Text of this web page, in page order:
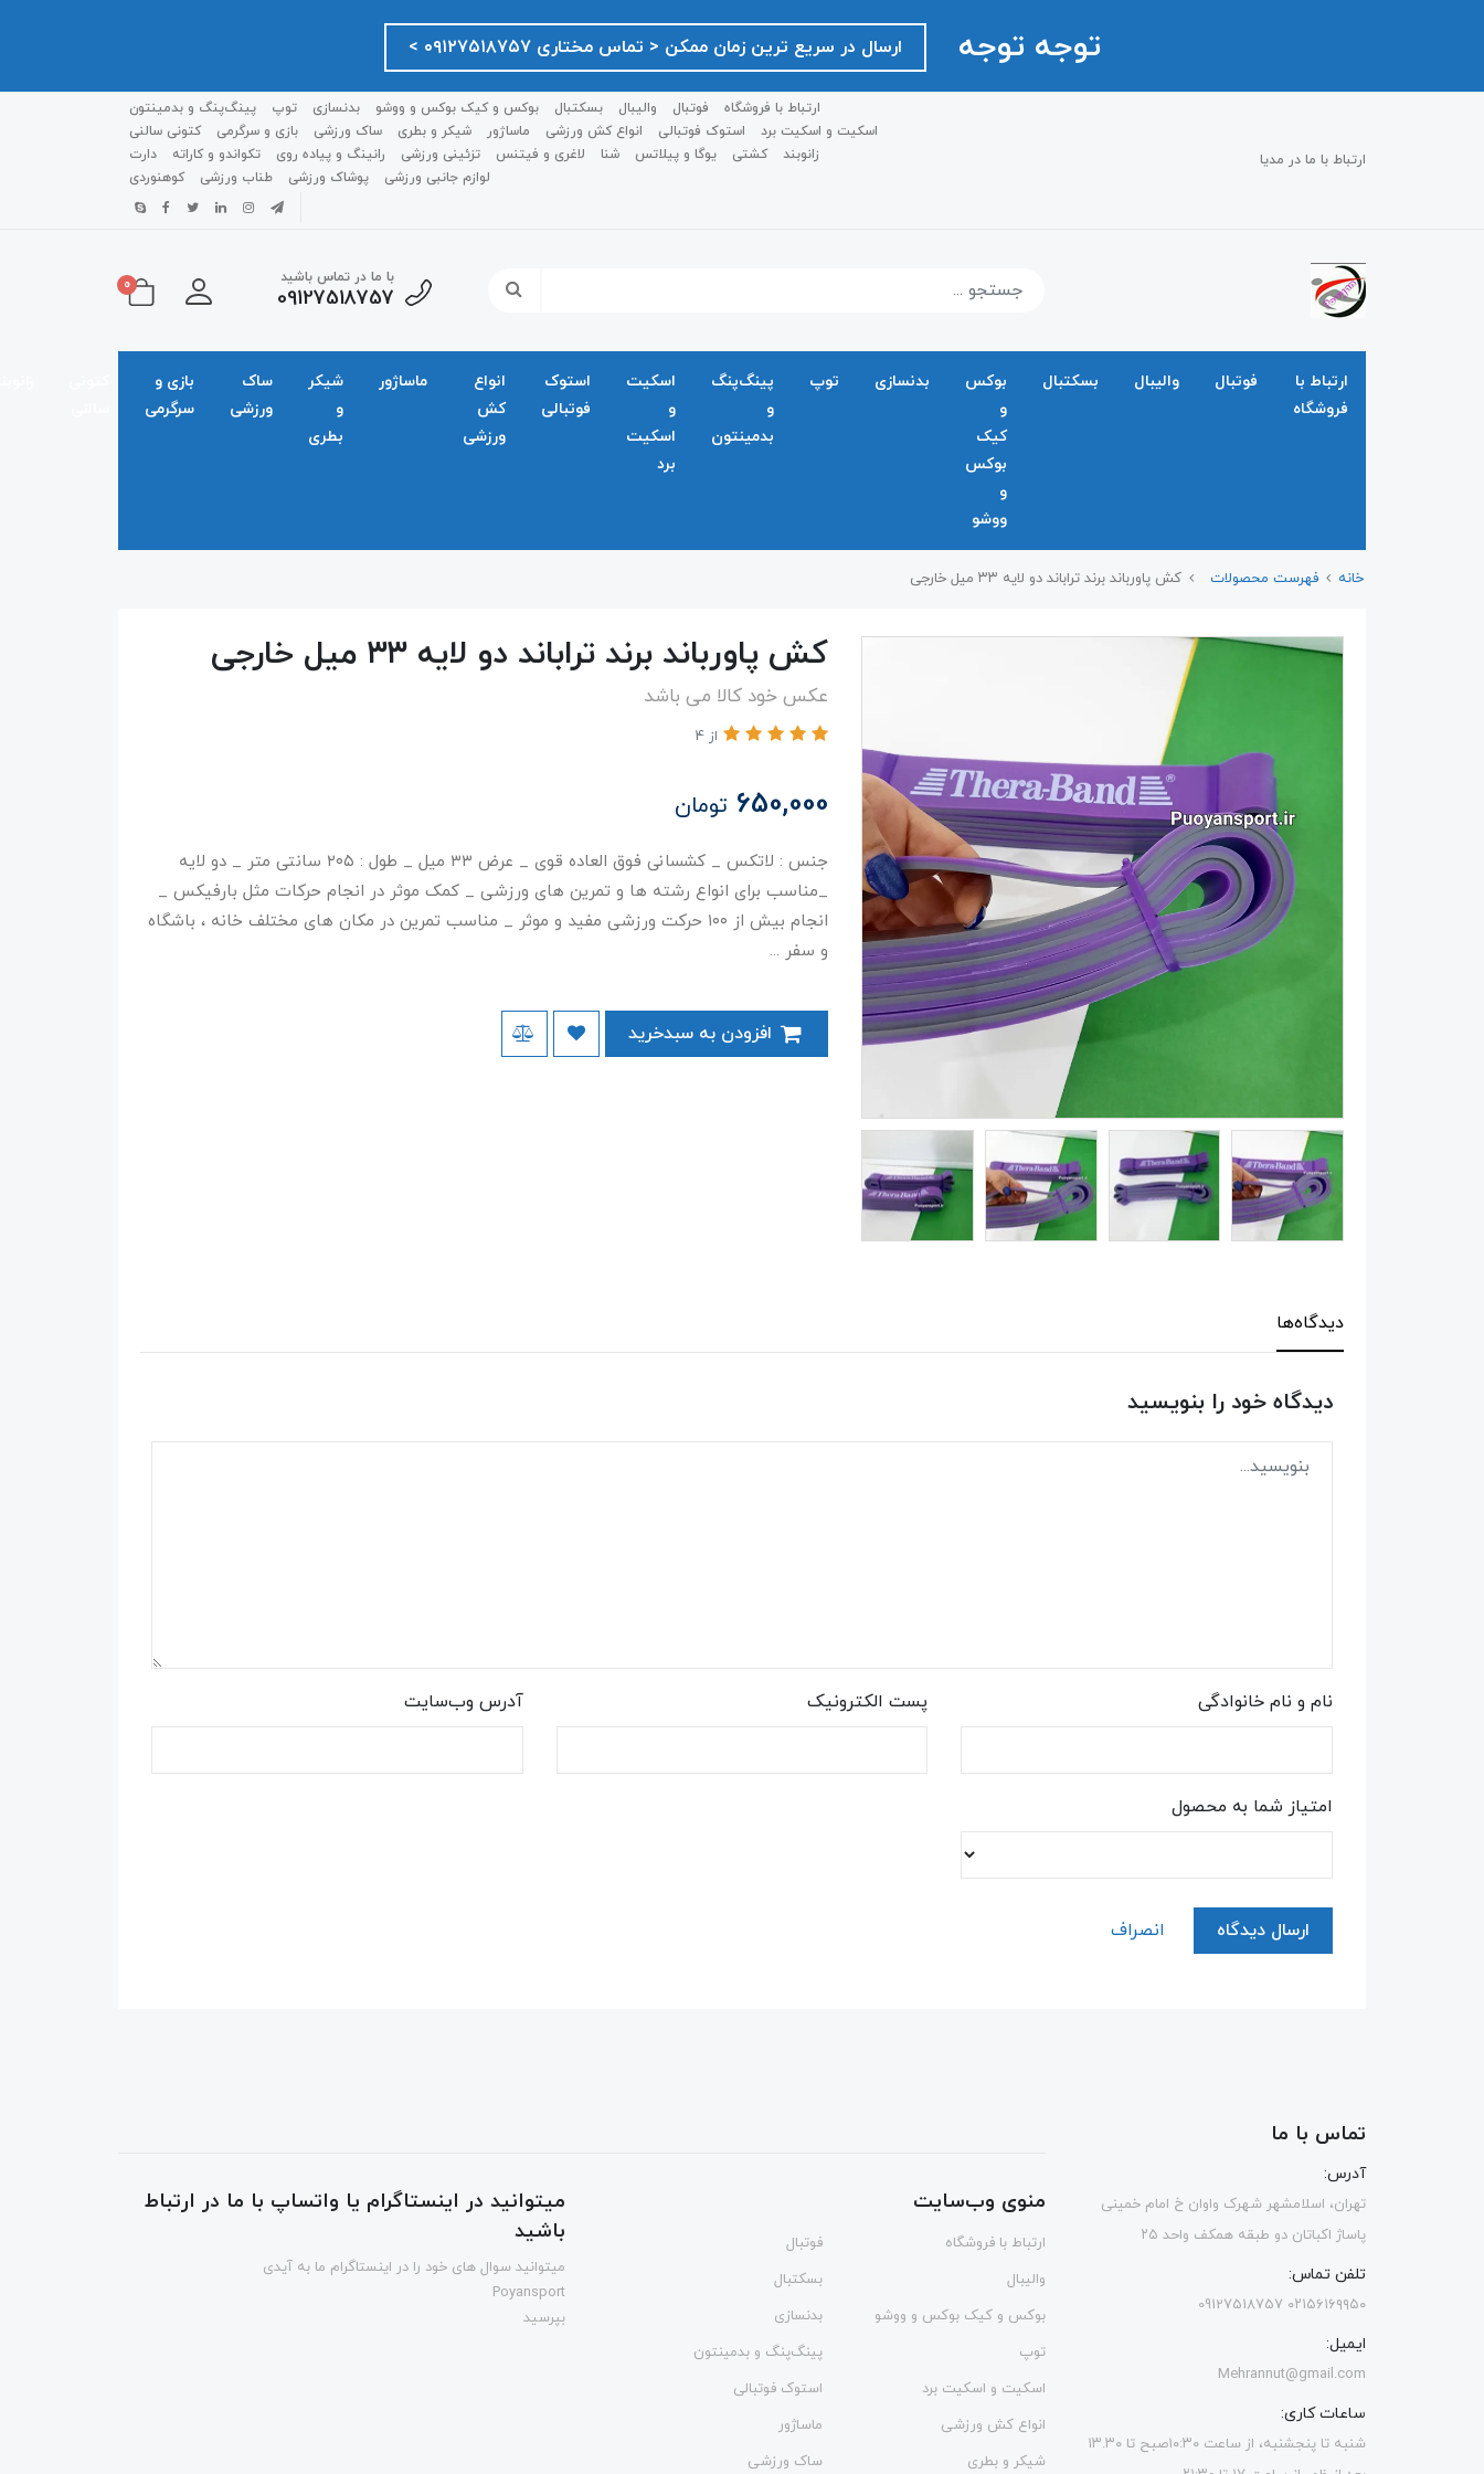
توجه توجه ارسال در سریع ترین زمان ممکن ‌< تماس مختاری ۰۹۱۲۷۵۱۸۷۵۷ >
ارتباط با ما در مدیا
ارتباط با فروشگاه فوتبال والیبال بسکتبال بوکس و کیک بوکس و ووشو بدنسازی توپ
پینگ‌پنگ و بدمينتون
اسکیت و اسکیت برد
استوک فوتبالی انواع کش ورزشی ماساژور شیکر و بطری ساک ورزشی بازی و سرگرمی
کتونی سالنی
زانوبند
کشتی یوگا و پیلاتس شنا لاغری و فیتنس تزئینی ورزشی رانینگ و پیاده روی تکواندو و کاراته
دارت
لوازم جانبی ورزشی
پوشاک ورزشی طناب ورزشی کوهنوردی
با ما در تماس باشید
09127518757
0
ارتباط با
فروشگاه
فوتبال والیبال بسکتبال
بوکس
و
کیک
بوکس
و
ووشو
بدنسازی توپ
پینگ‌پنگ
و
بدمينتون
اسکیت
و
اسکیت
برد
استوک
فوتبالی
انواع
کش
ورزشی
ماساژور
شیکر
و
بطری
ساک
ورزشی
بازی و
سرگرمی
خانه فهرست محصولات کش پاورباند برند تراباند دو لایه ۳۳ میل خارجی
کش پاورباند برند تراباند دو لایه ۳۳ میل خارجی
عکس خود کالا می باشد
از 4
650,000 تومان
جنس : لاتکس _ کشسانی فوق العاده قوی _ عرض ۳۳ میل _ طول : ۲۰۵ سانتی متر _ دو لایه
_مناسب برای انواع رشته ها و تمرین های ورزشی _ کمک موثر در انجام حرکات مثل بارفیکس _
انجام بیش از ۱۰۰ حرکت ورزشی مفید و موثر _ مناسب تمرین در مکان های مختلف خانه ، باشگاه
و سفر ...
دیدگاه‌ها
دیدگاه خود را بنویسید
نام و نام خانوادگی پست الکترونیک آدرس وب‌سایت
امتیاز شما به محصول
ارسال دیدگاه انصراف
تماس با ما
آدرس:
تهران، اسلامشهر شهرک واوان خ امام خمینی
پاساژ اکباتان دو طبقه همکف واحد ۲۵
تلفن تماس:
۰۲۱۵۶۱۶۹۹۵۰ 09127518757
ایمیل:
Mehrannut@gmail.com
ساعات کاری:
شنبه تا پنجشنبه، از ساعت ۱۰:۳۰صبح تا ۱۳.۳۰
منوی وب‌سایت
ارتباط با فروشگاه
فوتبال
والیبال
بسکتبال
بوکس و کیک بوکس و ووشو
بدنسازی
توپ
پینگ‌پنگ و بدمينتون
اسکیت و اسکیت برد
استوک فوتبالی
انواع کش ورزشی
ماساژور
شیکر و بطری
ساک ورزشی
میتوانید در اینستاگرام یا واتساپ با ما در ارتباط
باشید
میتوانید سوال های خود را در اینستاگرام ما به آیدی
Poyansport
بپرسید